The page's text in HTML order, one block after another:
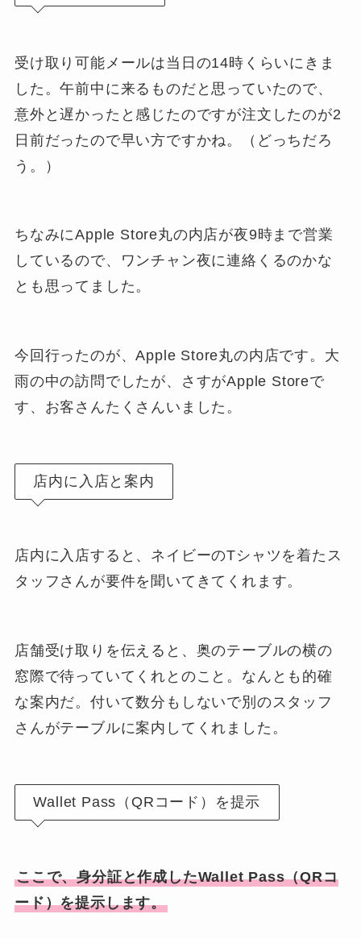
受け取り可能メールは当日の14時くらいにきま
した。午前中に来るものだと思っていたので、
意外と遅かったと感じたのですが注文したのが2
日前だったので早い方ですかね。（どっちだろ
う。）
ちなみにApple Store丸の内店が夜9時まで営業
しているので、ワンチャン夜に連絡くるのかな
とも思ってました。
今回行ったのが、Apple Store丸の内店です。大
雨の中の訪問でしたが、さすがApple Storeで
す、お客さんたくさんいました。
店内に入店と案内
店内に入店すると、ネイビーのTシャツを着たス
タッフさんが要件を聞いてきてくれます。
店舗受け取りを伝えると、奥のテーブルの横の
窓際で待っていてくれとのこと。なんとも的確
な案内だ。付いて数分もしないで別のスタッフ
さんがテーブルに案内してくれました。
Wallet Pass（QRコード）を提示
ここで、身分証と作成したWallet Pass（QRコ
ード）を提示します。